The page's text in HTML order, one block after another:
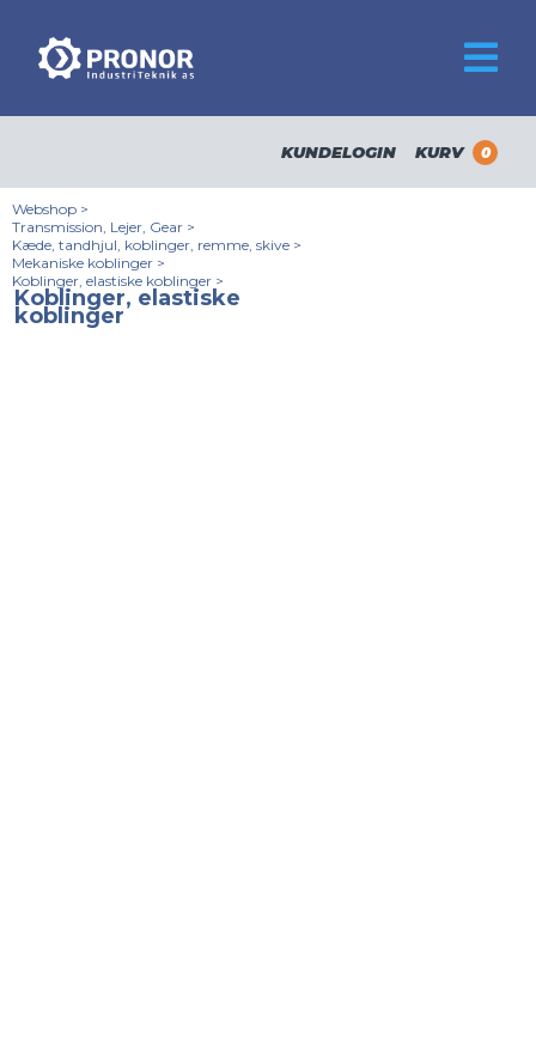
KUNDELOGIN KURV 0
Webshop >
Transmission, Lejer, Gear >
Kæde, tandhjul, koblinger, remme, skive >
Mekaniske koblinger >
Koblinger, elastiske koblinger >
Koblinger, elastiske
koblinger